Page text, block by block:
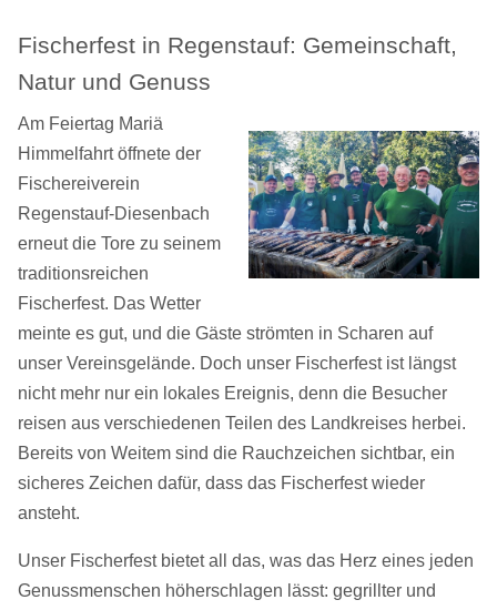
Fischerfest in Regenstauf: Gemeinschaft,
Natur und Genuss
Am Feiertag Mariä
Himmelfahrt öffnete der
Fischereiverein
Regenstauf-Diesenbach
erneut die Tore zu seinem
traditionsreichen
Fischerfest. Das Wetter
meinte es gut, und die Gäste strömten in Scharen auf
unser Vereinsgelände. Doch unser Fischerfest ist längst
nicht mehr nur ein lokales Ereignis, denn die Besucher
reisen aus verschiedenen Teilen des Landkreises herbei.
Bereits von Weitem sind die Rauchzeichen sichtbar, ein
sicheres Zeichen dafür, dass das Fischerfest wieder
ansteht.
Unser Fischerfest bietet all das, was das Herz eines jeden
Genussmenschen höherschlagen lässt: gegrillter und